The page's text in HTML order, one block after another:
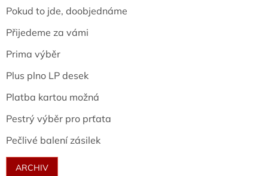
Pokud to jde, doobjednáme
Přijedeme za vámi
Prima výběr
Plus plno LP desek
Platba kartou možná
Pestrý výběr pro prťata
Pečlivé balení zásilek
ARCHIV